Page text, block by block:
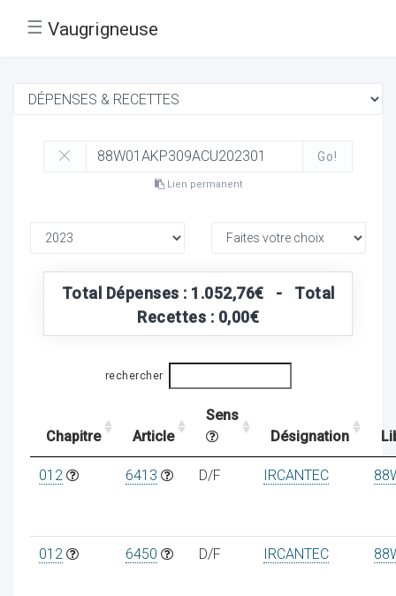
☰ Vaugrigneuse
Go!
Lien permanent
Total Dépenses : 1.052,76€ - Total
Recettes : 0,00€
rechercher
Chapitre Article
Sens
Désignation
012 6413 D/F IRCANTEC
012 6450 D/F IRCANTEC